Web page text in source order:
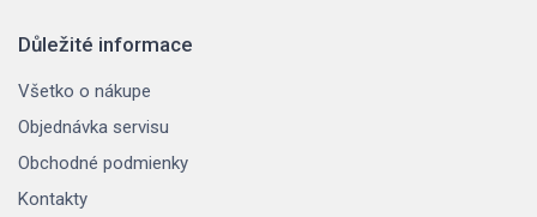
Důležité informace
Všetko o nákupe
Objednávka servisu
Obchodné podmienky
Kontakty